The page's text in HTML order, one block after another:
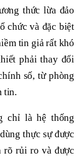
thức lừa đảo
chức và đặc biệt
tin giả rất khó
phải thay đổi
số, từ phòng
tin.
chỉ là hệ thống
thực sự được
rõ rủi ro và được